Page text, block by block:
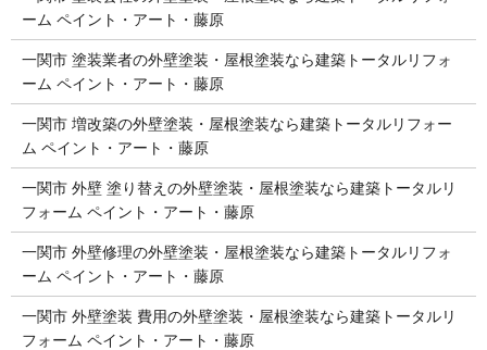
ーム ペイント・アート・藤原
一関市 塗装業者の外壁塗装・屋根塗装なら建築トータルリフォ
ーム ペイント・アート・藤原
一関市 増改築の外壁塗装・屋根塗装なら建築トータルリフォー
ム ペイント・アート・藤原
一関市 外壁 塗り替えの外壁塗装・屋根塗装なら建築トータルリ
フォーム ペイント・アート・藤原
一関市 外壁修理の外壁塗装・屋根塗装なら建築トータルリフォ
ーム ペイント・アート・藤原
一関市 外壁塗装 費用の外壁塗装・屋根塗装なら建築トータルリ
フォーム ペイント・アート・藤原